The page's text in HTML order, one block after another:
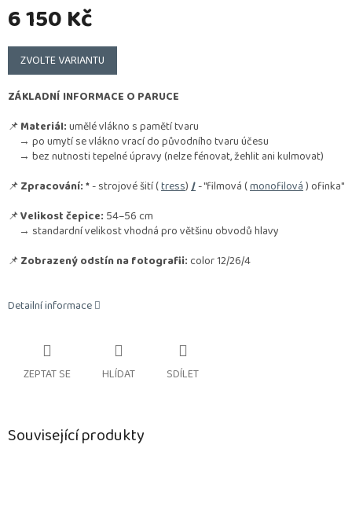
6 150 Kč
Měrná
cena:
ZVOLTE VARIANTU
ZÁKLADNÍ INFORMACE O PARUCE
📌Materiál:umělé vlákno s pamětí tvaru
→ po umytí se vlákno vrací do původního tvaru účesu
→ bez nutnosti tepelné úpravy (nelze fénovat, žehlit ani kulmovat)
📌Zpracování:*- strojové šití (tress)/- "filmová (monofilová) ofinka"
📌Velikost čepice: 54–56 cm
→ standardní velikost vhodná pro většinu obvodů hlavy
📌Zobrazený odstín na fotografii: color 12/26/4
Detailní informace
ZEPTAT SE HLÍDAT SDÍLET
Související produkty